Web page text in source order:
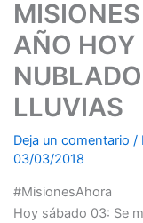
AÑO
LLUVIAS
Deja un comentario /
03/03/2018
#MisionesAhora
Hoy sábado 03: Se